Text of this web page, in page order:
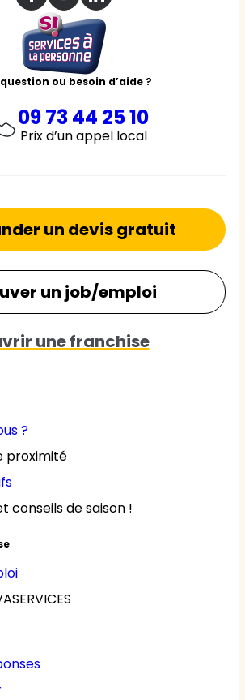
ou besoin d’aide ?
09 73 44 25 10
Prix d’un appel local
?
proximité
conseils de saison !
un devis gratuit
un job/emploi
une franchise